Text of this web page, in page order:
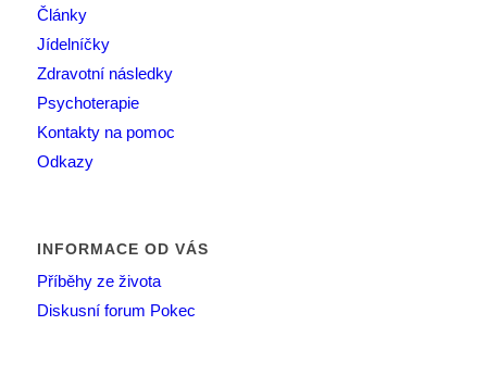
Články
Jídelníčky
Zdravotní následky
Psychoterapie
Kontakty na pomoc
Odkazy
INFORMACE OD VÁS
Příběhy ze života
Diskusní forum Pokec